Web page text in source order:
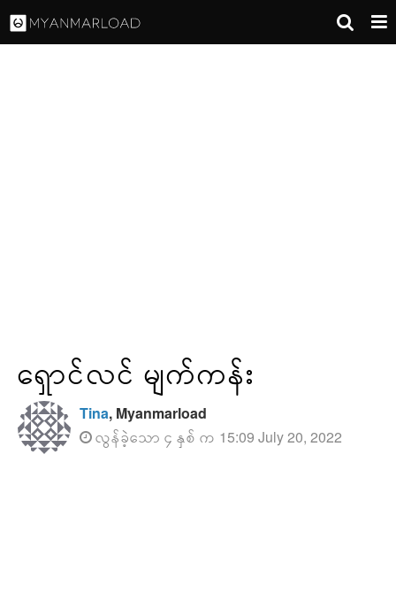
ရှောင်လင် မျက်ကန်း
Tina, Myanmarload
လွန်ခဲ့သော ၄ နှစ် က 15:09 July 20, 2022